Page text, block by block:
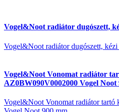
Vogel&Noot radiátor dugószett,
Vogel&Noot radiátor dugószett,
Vogel&Noot Vonomat radiátor
AZ0BW090V0002000 Vogel Noot
Vogel&Noot Vonomat radiátor